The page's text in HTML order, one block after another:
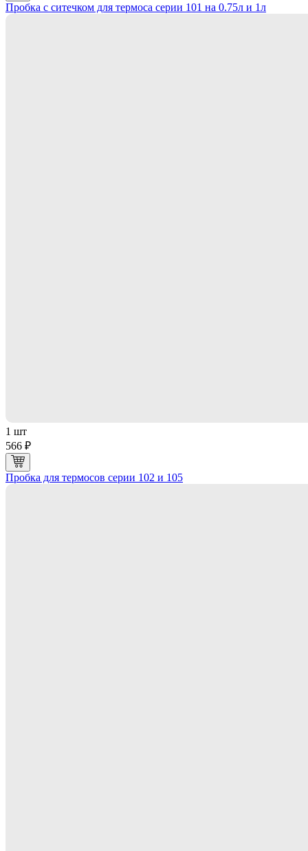
Пробка с ситечком для термоса серии 101 на 0.75л и 1л
1 шт
566 ₽
Пробка для термосов серии 102 и 105